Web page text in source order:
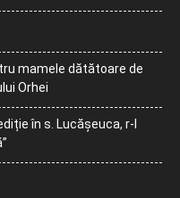
mamele dătătoare de
Orhei
în s. Lucășeuca, r-l